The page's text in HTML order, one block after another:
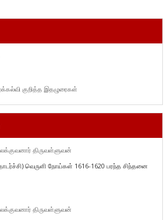
குறித்த இதழுரைகள்
திருவள்ளுவன்
வெருளி நோய்கள் 1616-1620 பரந்த சிந்தனை
திருவள்ளுவன்